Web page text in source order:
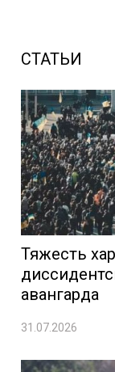
СТАТЬИ
Тяжесть
авангарда
31.07.2026